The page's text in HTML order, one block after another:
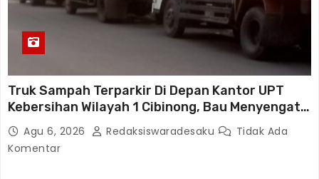
Truk Sampah Terparkir Di Depan Kantor UPT
Kebersihan Wilayah 1 Cibinong, Bau Menyengat
Diduga Resahkan Warga
Agu 6, 2026 Redaksiswaradesaku
Tidak Ada
Komentar